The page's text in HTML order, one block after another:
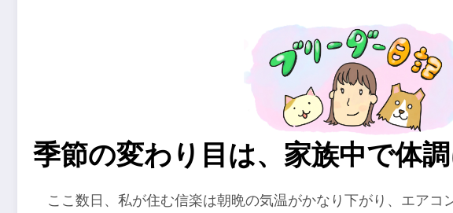
季節の変わり目は、家族中で体
ここ数日、私が住む信楽は朝晩の気温がかなり下がり、エアコ